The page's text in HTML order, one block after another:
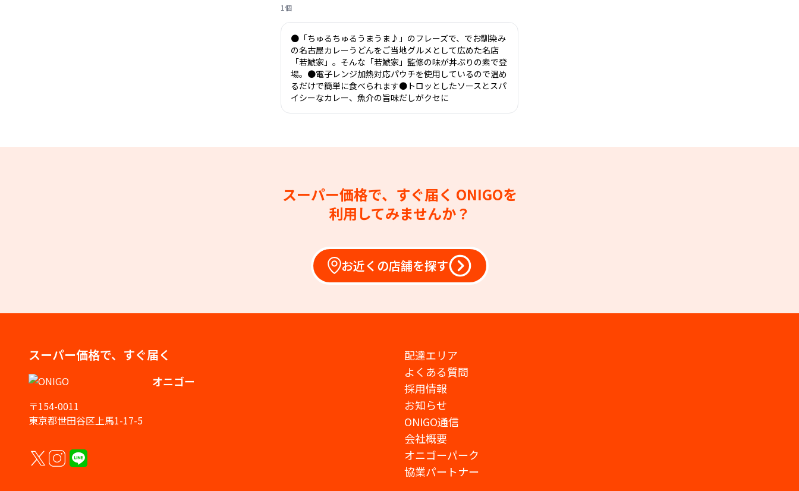
1個
●「ちゅるちゅるうまうま♪」のフレーズで、でお馴染み
の名古屋カレーうどんをご当地グルメとして広めた名店
「若鯱家」。そんな「若鯱家」監修の味が丼ぶりの素で登
場。●電子レンジ加熱対応パウチを使用しているので温め
るだけで簡単に食べられます●トロッとしたソースとスパ
イシーなカレー、魚介の旨味だしがクセに
スーパー価格で、すぐ届く ONIGOを
利用してみませんか？
お近くの店舗を探す
スーパー価格で、すぐ届く
オニゴー
〒154-0011
東京都世田谷区上馬1-17-5
配達エリア
よくある質問
採用情報
お知らせ
ONIGO通信
会社概要
オニゴーパーク
協業パートナー